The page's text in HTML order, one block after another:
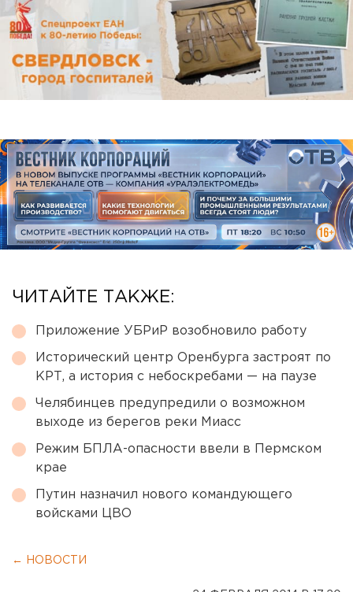
ЧИТАЙТЕ ТАКЖЕ:
Приложение УБРиР возобновило работу
Исторический центр Оренбурга застроят по
КРТ, а история с небоскребами — на паузе
Челябинцев предупредили о возможном
выходе из берегов реки Миасс
Режим БПЛА-опасности ввели в Пермском
крае
Путин назначил нового командующего
войсками ЦВО
← НОВОСТИ